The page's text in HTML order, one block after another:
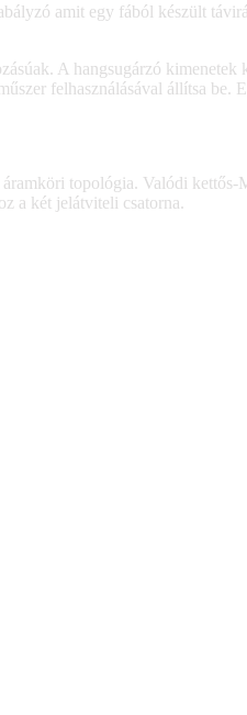
amit egy fából készült
A hangsugárzó kimenetek
felhasználásával állítsa be.
topológia. Valódi
a két jelátviteli csatorna.